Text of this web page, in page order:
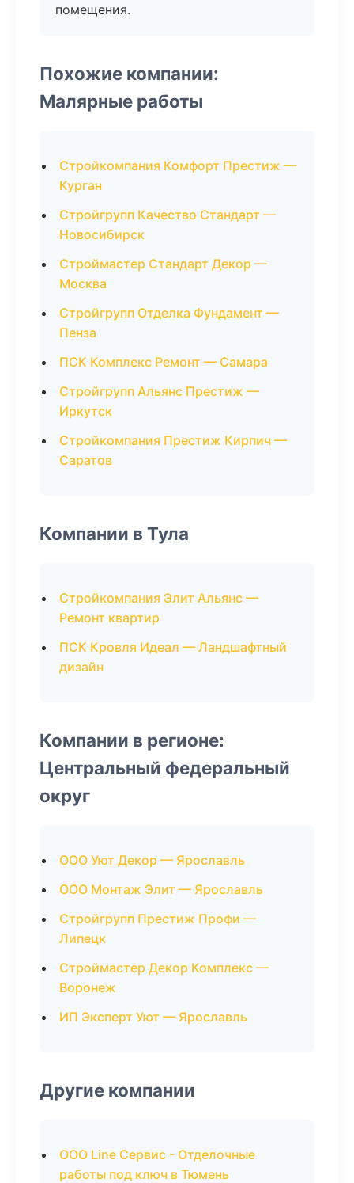
помещения.
Похожие компании:
Малярные работы
Стройкомпания Комфорт Престиж —
Курган
Стройгрупп Качество Стандарт —
Новосибирск
Строймастер Стандарт Декор —
Москва
Стройгрупп Отделка Фундамент —
Пенза
ПСК Комплекс Ремонт — Самара
Стройгрупп Альянс Престиж —
Иркутск
Стройкомпания Престиж Кирпич —
Саратов
Компании в Тула
Стройкомпания Элит Альянс —
Ремонт квартир
ПСК Кровля Идеал — Ландшафтный
дизайн
Компании в регионе:
Центральный федеральный
округ
ООО Уют Декор — Ярославль
ООО Монтаж Элит — Ярославль
Стройгрупп Престиж Профи —
Липецк
Строймастер Декор Комплекс —
Воронеж
ИП Эксперт Уют — Ярославль
Другие компании
ООО Line Сервис - Отделочные
работы под ключ в Тюмень